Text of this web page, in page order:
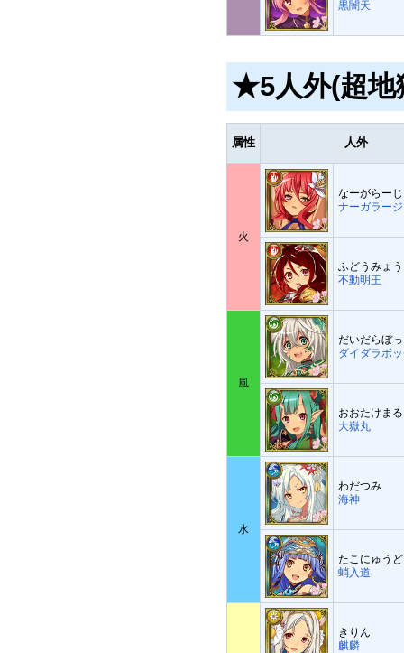
黒闇天
★5人外(超
属性 人外
火
なーがらー
ナーガラー
ふどうみょ
不動明王
風
だいだらぼ
ダイダラボ
おおたけまる
大嶽丸
水
わだつみ
海神
たこにゅう
蛸入道
きりん
麒麟